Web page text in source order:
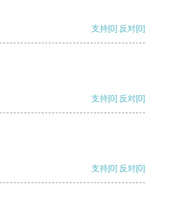
支持[0] 反对[0]
支持[0] 反对[0]
支持[0] 反对[0]